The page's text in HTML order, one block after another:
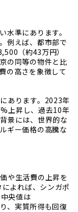
水準にあります。
例えば、都市部で
（約43万円）
の同等の物件と比
の高さを象徴して
あります。2023年
上昇し、過去10年
景には、世界的な
ギー価格の高騰な
や生活費の上昇を
よれば、シンガポ
央値は
、実質所得も回復